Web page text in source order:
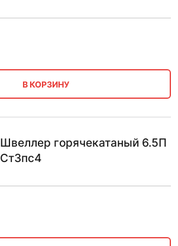
В КОРЗИНУ
Швеллер горячекатаный 6.5П
Ст3пс4